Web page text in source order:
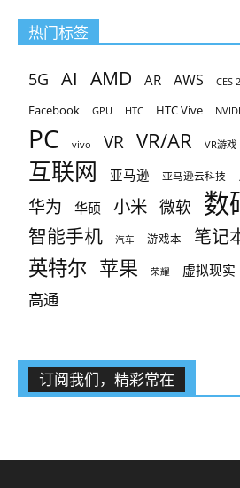
热门标签
5G AI AMD AR AWS CES
Facebook GPU HTC HTC Vive
PC vivo VR VR/AR VR游戏
互联网 亚马逊 亚马逊云科技
华为 华硕 小米 微软 数
智能手机 汽车 游戏本 笔记
英特尔 苹果 荣耀 虚拟现实
高通
订阅我们，精彩常在